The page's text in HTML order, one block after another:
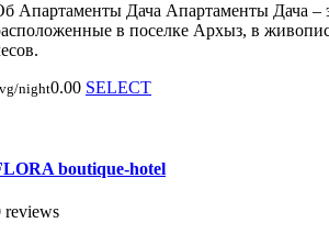
Апартаменты Дача Апартаменты Дача –
в поселке Архыз, в
night0.00 SELECT
boutique-hotel
reviews